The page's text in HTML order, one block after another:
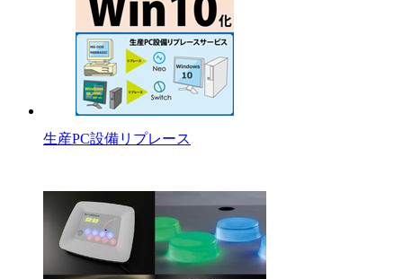
生産PC設備リプレース